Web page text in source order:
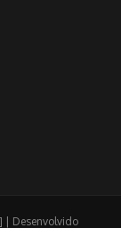
| Desenvolvido